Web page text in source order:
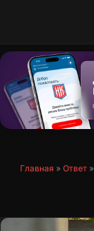
Главная » Ответ »